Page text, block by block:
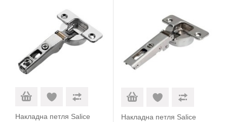
Накладна петля Salice
Накладна петля Salice